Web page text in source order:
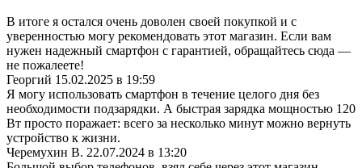
В итоге я остался очень доволен своей покупкой и с
уверенностью могу рекомендовать этот магазин. Если вам
нужен надежный смартфон с гарантией, обращайтесь сюда —
не пожалеете!
Георгий 15.02.2025 в 19:59
Я могу использовать смартфон в течение целого дня без
необходимости подзарядки. А быстрая зарядка мощностью 120
Вт просто поражает: всего за несколько минут можно вернуть
устройство к жизни.
Черемухин В. 22.07.2024 в 13:20